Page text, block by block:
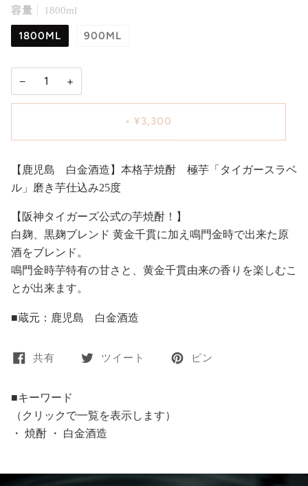
容量 1800ml
1800ML 900ML
− +
• ¥3,300
【鹿児島 白金酒造】本格芋焼酎 極芋「タイガースラベ
ル」磨き芋仕込み25度
【阪神タイガーズ公式の芋焼酎！】
白麹、黒麹ブレンド 黄金千貫に加え鳴門金時で出来た原
酒をブレンド。
鳴門金時芋特有の甘さと、黄金千貫由来の香りを楽しむこ
とが出来ます。
■蔵元：鹿児島 白金酒造
共有 ツイート ピン
■キーワード
（クリックで一覧を表示します）
・ 焼酎 ・ 白金酒造